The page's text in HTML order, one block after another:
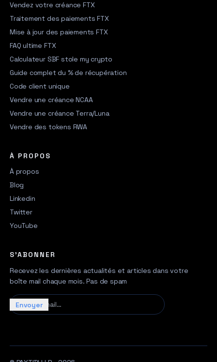
Vendez votre créance FTX
Traitement des paiements FTX
Mise à jour des paiements FTX
FAQ ultime FTX
Calculateur SBF stole my crypto
Guide complet du % de récupération
Code client unique
Vendre une créance NCAA
Vendre une créance Terra/Luna
Vendre des tokens RWA
À PROPOS
À propos
Blog
Linkedin
Twitter
YouTube
S'ABONNER
Recevez les dernières actualités et articles dans votre
boîte mail chaque mois. Pas de spam
Votre e-mail…
Envoyer